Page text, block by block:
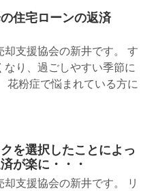
住宅ローンの返済
却支援協会の新井です。 す
なり、過ごしやすい季節に
花粉症で悩まれている方に
を選択したことによっ
が楽に・・・
却支援協会の新井です。 リ